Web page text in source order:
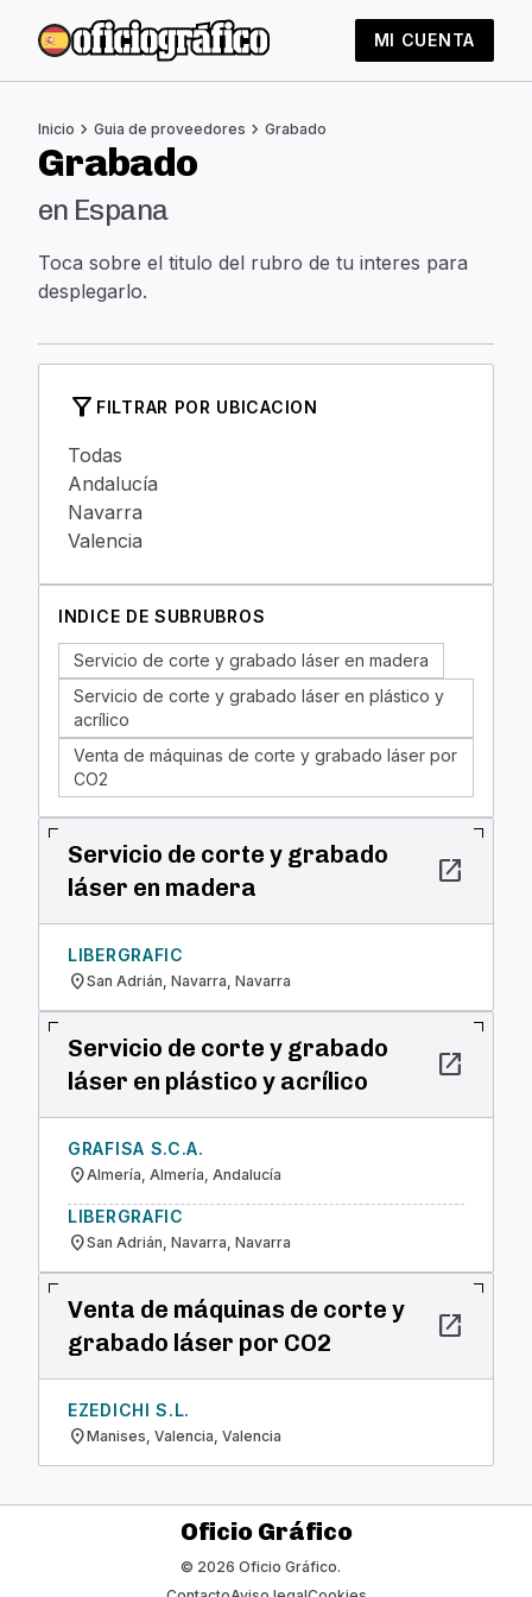
MI CUENTA
Inicio chevron_right Guia de proveedores chevron_right Grabado
Grabado
en Espana
Toca sobre el titulo del rubro de tu interes para
desplegarlo.
filter_alt FILTRAR POR UBICACION
Todas
Andalucía
Navarra
Valencia
INDICE DE SUBRUBROS
Servicio de corte y grabado láser en madera
Servicio de corte y grabado láser en plástico y
acrílico
Venta de máquinas de corte y grabado láser por
CO2
Servicio de corte y grabado
láser en madera
open_in_new
LIBERGRAFIC
location_onSan Adrián, Navarra, Navarra
Servicio de corte y grabado
láser en plástico y acrílico
open_in_new
GRAFISA S.C.A.
location_onAlmería, Almería, Andalucía
LIBERGRAFIC
location_onSan Adrián, Navarra, Navarra
Venta de máquinas de corte y
grabado láser por CO2
open_in_new
EZEDICHI S.L.
location_onManises, Valencia, Valencia
Oficio Gráfico
© 2026 Oficio Gráfico.